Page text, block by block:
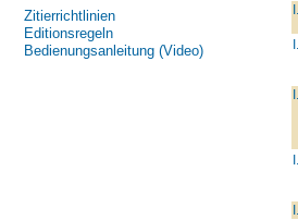
Zitierrichtlinien
Editionsregeln
Bedienungsanleitung (Video)